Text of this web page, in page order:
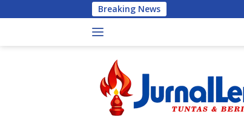
ke
Breaking News